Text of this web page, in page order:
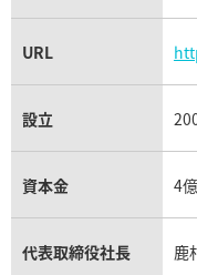
URL
設立
資本金 4
代表取締役社長 鹿